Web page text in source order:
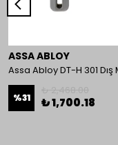
ASSA ABLOY
%31 ₺ 1,700.18